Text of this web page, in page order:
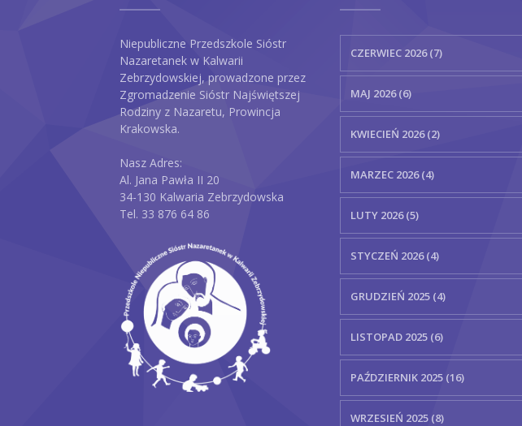
Niepubliczne Przedszkole Sióstr
Nazaretanek w Kalwarii
Zebrzydowskiej, prowadzone przez
Zgromadzenie Sióstr Najświętszej
Rodziny z Nazaretu, Prowincja
Krakowska.
Nasz Adres:
Al. Jana Pawła II 20
34-130 Kalwaria Zebrzydowska
Tel. 33 876 64 86
CZERWIEC 2026 (7)
MAJ 2026 (6)
KWIECIEŃ 2026 (2)
MARZEC 2026 (4)
LUTY 2026 (5)
STYCZEŃ 2026 (4)
GRUDZIEŃ 2025 (4)
LISTOPAD 2025 (6)
PAŹDZIERNIK 2025 (16)
WRZESIEŃ 2025 (8)